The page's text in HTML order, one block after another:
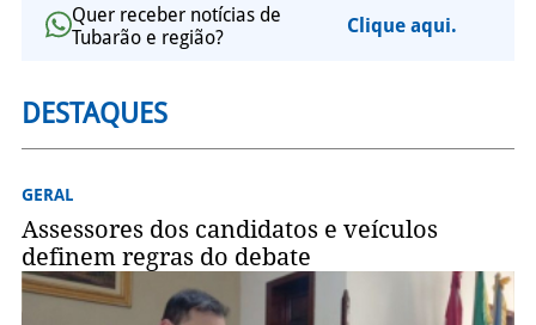
Quer receber notícias de
Tubarão e região?
Clique aqui.
DESTAQUES
GERAL
Assessores dos candidatos e veículos
definem regras do debate